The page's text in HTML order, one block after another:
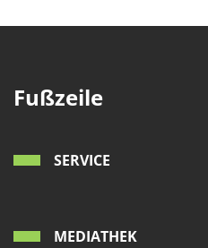
Fußzeile
SERVICE
MEDIATHEK
Vimeo